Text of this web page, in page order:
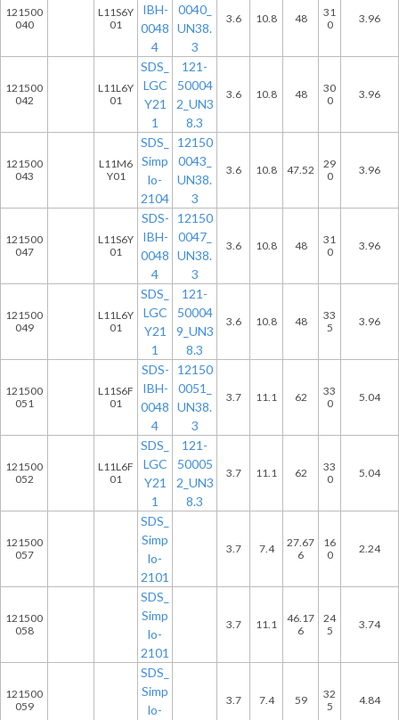
121500
040
L11S6Y
01
IBH-
0048
4
0040_
UN38.
3
3.6 10.8 48
31
0
3.96
121500
042
L11L6Y
01
SDS_
LGC
Y21
1
121-
50004
2_UN3
8.3
3.6 10.8 48
30
0
3.96
121500
043
L11M6
Y01
SDS_
Simp
lo-
2104
12150
0043_
UN38.
3
3.6 10.8 47.52
29
0
3.96
121500
047
L11S6Y
01
SDS-
IBH-
0048
4
12150
0047_
UN38.
3
3.6 10.8 48
31
0
3.96
121500
049
L11L6Y
01
SDS_
LGC
Y21
1
121-
50004
9_UN3
8.3
3.6 10.8 48
33
5
3.96
121500
051
L11S6F
01
SDS-
IBH-
0048
4
12150
0051_
UN38.
3
3.7 11.1 62
33
0
5.04
121500
052
L11L6F
01
SDS_
LGC
Y21
1
121-
50005
2_UN3
8.3
3.7 11.1 62
33
0
5.04
121500
057
SDS_
Simp
lo-
2101
3.7 7.4
27.67
6
16
0
2.24
121500
058
SDS_
Simp
lo-
2101
3.7 11.1
46.17
6
24
5
3.74
121500
059
SDS_
Simp
lo-
3.7 7.4 59
32
5
4.84